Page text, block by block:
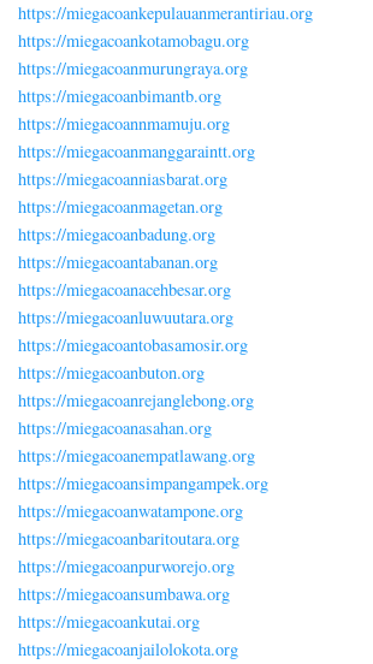
https://miegacoankepulauanmerantiriau.org
https://miegacoankotamobagu.org
https://miegacoanmurungraya.org
https://miegacoanbimantb.org
https://miegacoannmamuju.org
https://miegacoanmanggaraintt.org
https://miegacoanniasbarat.org
https://miegacoanmagetan.org
https://miegacoanbadung.org
https://miegacoantabanan.org
https://miegacoanacehbesar.org
https://miegacoanluwuutara.org
https://miegacoantobasamosir.org
https://miegacoanbuton.org
https://miegacoanrejanglebong.org
https://miegacoanasahan.org
https://miegacoanempatlawang.org
https://miegacoansimpangampek.org
https://miegacoanwatampone.org
https://miegacoanbaritoutara.org
https://miegacoanpurworejo.org
https://miegacoansumbawa.org
https://miegacoankutai.org
https://miegacoanjailolokota.org